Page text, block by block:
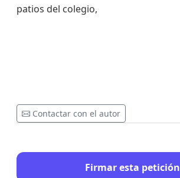
patios del colegio,
Contactar con el autor
Firmar esta petición